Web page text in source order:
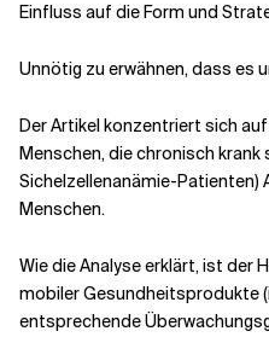
Einfluss auf die Form und
Unnötig zu erwähnen, dass es
Der Artikel konzentriert sich
Menschen, die chronisch krank
Sichelzellenanämie-Patienten)
Menschen.
Wie die Analyse erklärt, ist der
mobiler Gesundheitsprodukte
entsprechende